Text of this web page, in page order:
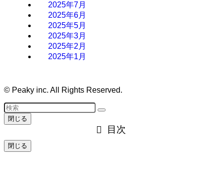
2025年7月
2025年6月
2025年5月
2025年3月
2025年2月
2025年1月
© Peaky inc. All Rights Reserved.
閉じる
目次
閉じる